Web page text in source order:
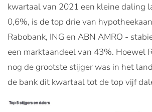
kwartaal van 2021 een kleine daling
0,6%, is de top drie van
Rabobank, ING en ABN AMRO -
een marktaandeel van 43%. Hoewel
nog de grootste stijger was in het
de bank dit kwartaal tot de top vijf